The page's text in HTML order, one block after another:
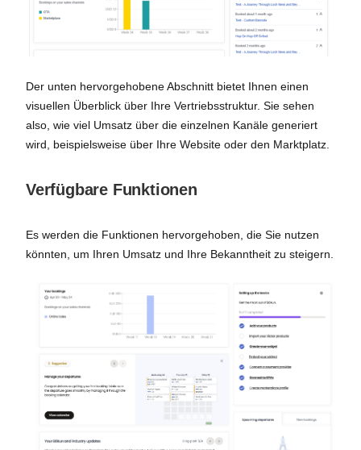
Der unten hervorgehobene Abschnitt bietet Ihnen einen
visuellen Überblick über Ihre Vertriebsstruktur. Sie sehen
also, wie viel Umsatz über die einzelnen Kanäle generiert
wird, beispielsweise über Ihre Website oder den Marktplatz.
Verfügbare Funktionen
Es werden die Funktionen hervorgehoben, die Sie nutzen
könnten, um Ihren Umsatz und Ihre Bekanntheit zu steigern.